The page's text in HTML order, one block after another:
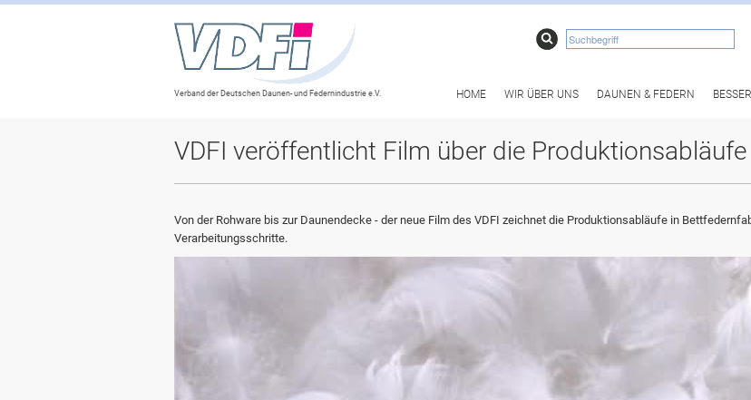
Verband der Deutschen Daunen- und Federnindustrie e.V. HOME WIR ÜBER UNS DAUNEN & FEDERN
VDFI veröffentlicht Film über die
Von der Rohware bis zur Daunendecke - der neue Film des VDFI zeichnet die Produktionsabläufe in
Verarbeitungsschritte.